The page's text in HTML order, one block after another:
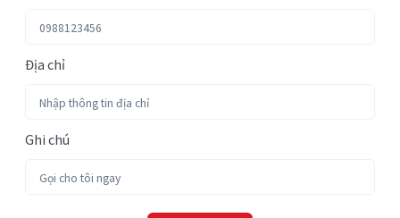
Địa chỉ
Ghi chú